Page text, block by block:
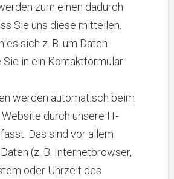
zum einen dadurch
Sie uns diese mitteilen.
es sich z. B. um Daten
Sie in ein Kontaktformular
werden automatisch beim
durch unsere IT-
Das sind vor allem
(z. B. Internetbrowser,
oder Uhrzeit des